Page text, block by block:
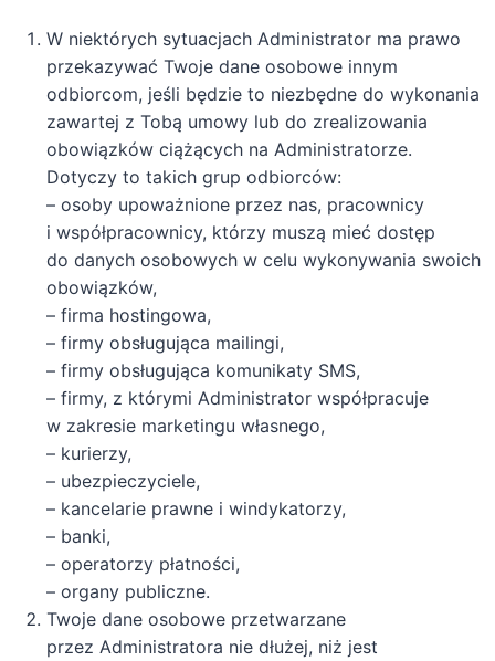
W niektórych sytuacjach Administrator ma prawo
przekazywać Twoje dane osobowe innym
odbiorcom, jeśli będzie to niezbędne do wykonania
zawartej z Tobą umowy lub do zrealizowania
obowiązków ciążących na Administratorze.
Dotyczy to takich grup odbiorców:
– osoby upoważnione przez nas, pracownicy
i współpracownicy, którzy muszą mieć dostęp
do danych osobowych w celu wykonywania swoich
obowiązków,
– firma hostingowa,
– firmy obsługująca mailingi,
– firmy obsługująca komunikaty SMS,
– firmy, z którymi Administrator współpracuje
w zakresie marketingu własnego,
– kurierzy,
– ubezpieczyciele,
– kancelarie prawne i windykatorzy,
– banki,
– operatorzy płatności,
– organy publiczne.
Twoje dane osobowe przetwarzane
przez Administratora nie dłużej, niż jest